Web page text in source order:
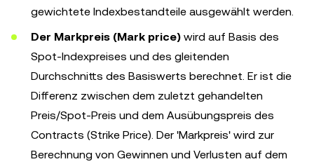
gewichtete Indexbestandteile ausgewählt werden.
Der Markpreis (Mark price) wird auf Basis des
Spot-Indexpreises und des gleitenden
Durchschnitts des Basiswerts berechnet. Er ist die
Differenz zwischen dem zuletzt gehandelten
Preis/Spot-Preis und dem Ausübungspreis des
Contracts (Strike Price). Der 'Markpreis' wird zur
Berechnung von Gewinnen und Verlusten auf dem